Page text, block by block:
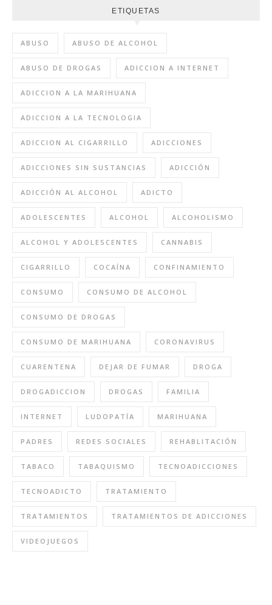
ETIQUETAS
ABUSO ABUSO DE ALCOHOL
ABUSO DE DROGAS ADICCION A INTERNET
ADICCION A LA MARIHUANA
ADICCION A LA TECNOLOGIA
ADICCION AL CIGARRILLO ADICCIONES
ADICCIONES SIN SUSTANCIAS ADICCIÓN
ADICCIÓN AL ALCOHOL ADICTO
ADOLESCENTES ALCOHOL ALCOHOLISMO
ALCOHOL Y ADOLESCENTES CANNABIS
CIGARRILLO COCAÍNA CONFINAMIENTO
CONSUMO CONSUMO DE ALCOHOL
CONSUMO DE DROGAS
CONSUMO DE MARIHUANA CORONAVIRUS
CUARENTENA DEJAR DE FUMAR DROGA
DROGADICCION DROGAS FAMILIA
INTERNET LUDOPATÍA MARIHUANA
PADRES REDES SOCIALES REHABLITACIÓN
TABACO TABAQUISMO TECNOADICCIONES
TECNOADICTO TRATAMIENTO
TRATAMIENTOS TRATAMIENTOS DE ADICCIONES
VIDEOJUEGOS